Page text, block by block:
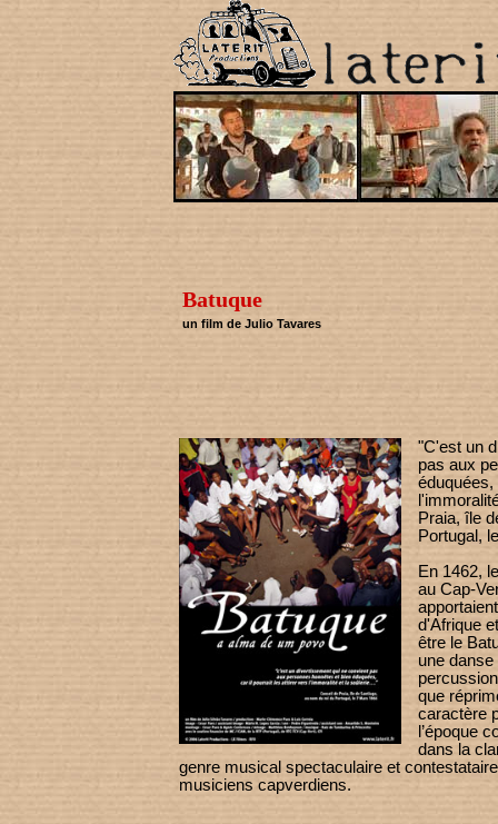
Batuque
un film de Julio Tavares
"C'est un
pas aux
Praia, île
Portugal,
En 1462,
au Cap-
d'Afrique
être le
une
que
caractère
l’époque
dans la
genre musical spectaculaire et
musiciens capverdiens.